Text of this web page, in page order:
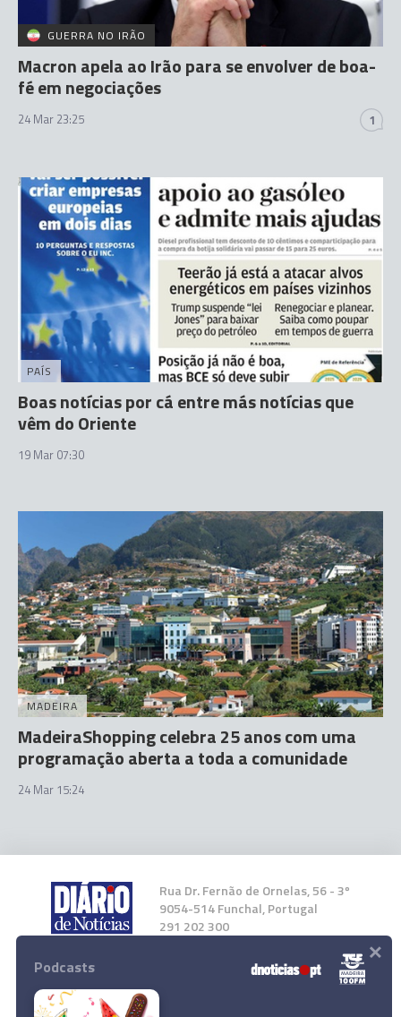
GUERRA NO IRÃO
Macron apela ao Irão para se envolver de boa-
fé em negociações
24 Mar 23:25 1
PAÍS
Boas notícias por cá entre más notícias que
vêm do Oriente
19 Mar 07:30
MADEIRA
MadeiraShopping celebra 25 anos com uma
programação aberta a toda a comunidade
24 Mar 15:24
Rua Dr. Fernão de Ornelas, 56 - 3º
9054-514 Funchal, Portugal
291 202 300
Instale a nossa App
Podcasts ×